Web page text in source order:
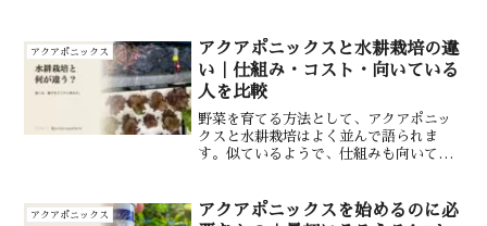
アクアポニックス
アクアポニックスと水耕栽培の違
い｜仕組み・コスト・向いている
人を比較
野菜を育てる方法として、アクアポニッ
クスと水耕栽培はよく並んで語られま
す。似ているようで、仕組みも向いてい
アクアポニックスは魚のフンが養分源に
なり、水耕栽培は液体肥料を...
アクアポニックス
アクアポニックスを始めるのに必